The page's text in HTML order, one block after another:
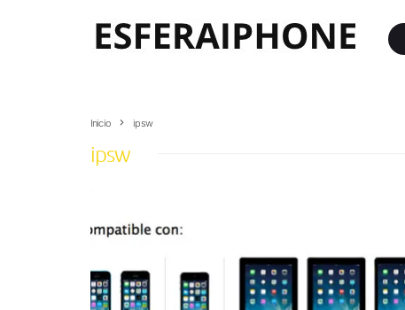
Inicio ipsw
ipsw